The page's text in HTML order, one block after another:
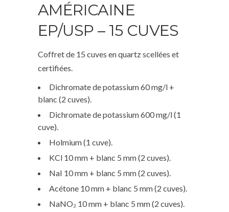
AMÉRICAINE
EP/USP – 15 CUVES
Coffret de 15 cuves en quartz scellées et
certifiées.
Dichromate de potassium 60 mg/l +
blanc (2 cuves).
Dichromate de potassium 600 mg/l (1
cuve).
Holmium (1 cuve).
KCl 10 mm + blanc 5 mm (2 cuves).
NaI 10 mm + blanc 5 mm (2 cuves).
Acétone 10 mm + blanc 5 mm (2 cuves).
NaNO₂ 10 mm + blanc 5 mm (2 cuves).